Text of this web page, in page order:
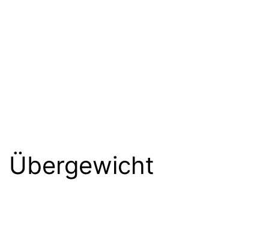
Übergewicht